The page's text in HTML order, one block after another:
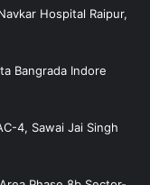
Hospital Raipur,
Bangrada Indore
4, Sawai Jai Singh